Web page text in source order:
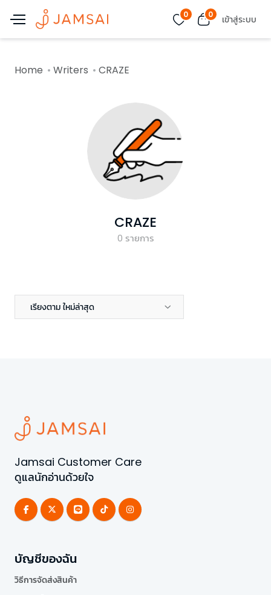
0 0 เข้าสู่ระบบ
Home Writers CRAZE
CRAZE
0 รายการ
เรียงตาม ใหม่ล่าสุด
Jamsai Customer Care
ดูแลนักอ่านด้วยใจ
บัญชีของฉัน
วิธีการจัดส่งสินค้า